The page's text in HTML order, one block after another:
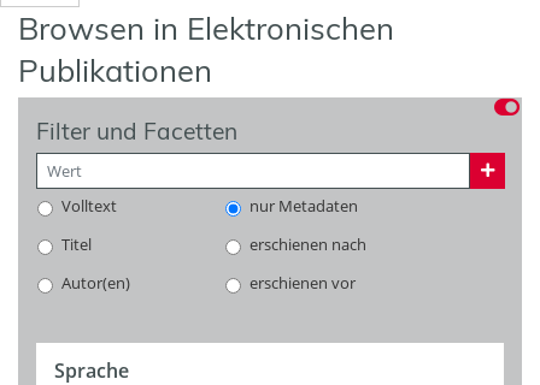
Browsen in Elektronischen
Publikationen
Filter und Facetten
Volltext
nur Metadaten
Titel
erschienen nach
Autor(en)
erschienen vor
Sprache